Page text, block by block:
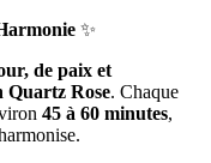
✨
de paix et
Quartz Rose. Chaque
45 à 60 minutes,